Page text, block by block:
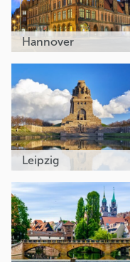
Hannover
Leipzig